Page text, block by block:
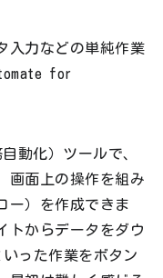
入力などの単純作業
for
動化）ツールで、
画面上の操作を組み
ー）を作成できま
トからデータをダウ
った作業をボタン